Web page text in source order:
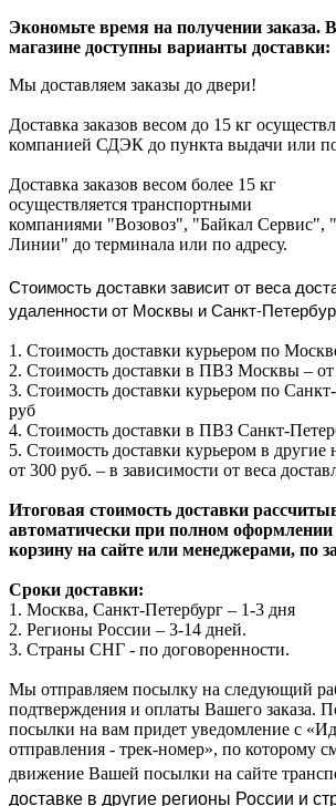
Экономьте время на получении заказа.
магазине доступны варианты доставки:
Мы доставляем заказы до двери!
Доставка заказов весом до 15 кг
компанией СДЭК до пункта выдачи или по
Доставка заказов весом более 15 кг
осуществляется транспортными
компаниями "Возовоз", "Байкал Сервис",
Линии" до терминала или по адресу.
Стоимость доставки зависит от веса
удаленности от Москвы и Санкт-
1. Стоимость доставки курьером по
2. Стоимость доставки в ПВЗ Москвы – от
3. Стоимость доставки курьером по
руб
4. Стоимость доставки в ПВЗ Санкт-
5. Стоимость доставки курьером в
от 300 руб. – в зависимости от веса
Итоговая стоимость доставки
автоматически при полном оформлении
корзину на сайте или менеджерами, по
Сроки доставки:
1. Москва, Санкт-Петербург – 1-3 дня
2. Регионы России – 3-14 дней.​
3. Страны СНГ - по договоренности.
Мы отправляем посылку на следующий
подтверждения и оплаты Вашего заказа.
посылки на вам придет уведомление с
отправления - трек-номер», по которому
движение Вашей посылки на сайте
доставке в другие регионы России и